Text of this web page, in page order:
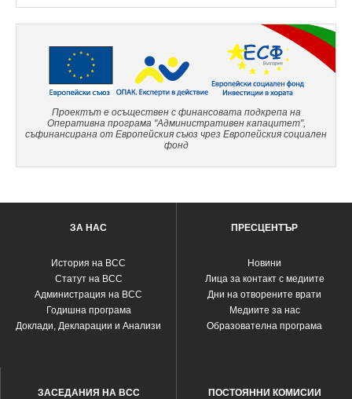
Проектът е осъществен с финансовата подкрепа на
Оперативна програма "Административен капацитет",
съфинансирана от Европейския съюз чрез Европейския социален
фонд
ЗА НАС
История на ВСС
Статут на ВСС
Администрация на ВСС
Годишна програма
Доклади, Декларации и Анализи
ПРЕСЦЕНТЪР
Новини
Лица за контакт с медиите
Дни на отворените врати
Медиите за нас
Образователна програма
ЗАСЕДАНИЯ НА ВСС ПОСТОЯННИ КОМИСИИ